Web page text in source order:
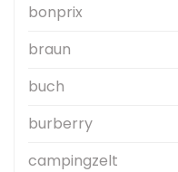
bonprix
braun
buch
burberry
campingzelt